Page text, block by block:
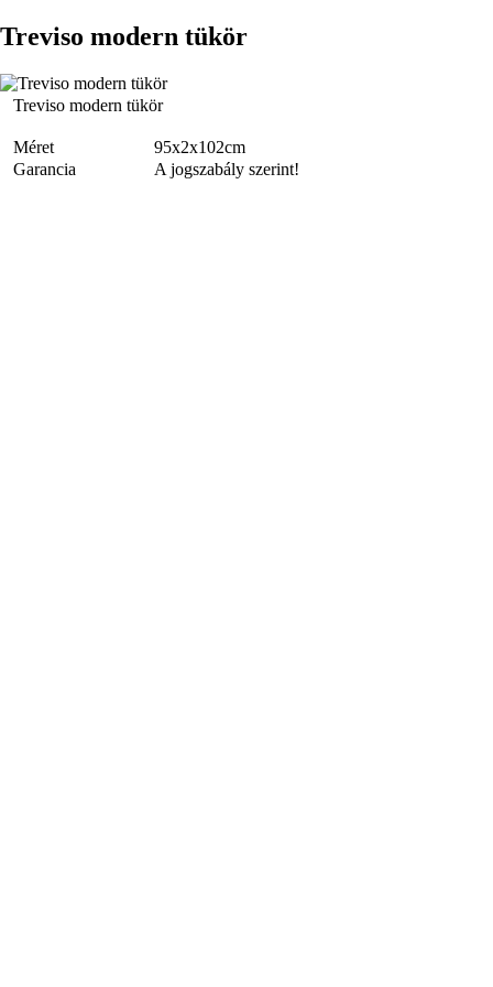
Treviso modern tükör
Treviso modern tükör
Méret
95x2x102cm
Garancia
A jogszabály szerint!